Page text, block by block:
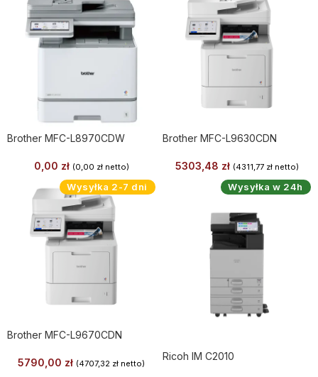
Brother MFC-L8970CDW
0,00 zł (0,00 złnetto)
Brother MFC-L9630CDN
5303,48 zł (4311,77 złnetto)
Wysyłka 2-7 dni
Brother MFC-L9670CDN
5790,00 zł (4707,32 zł netto)
Wysyłka w 24h
Ricoh IM C2010